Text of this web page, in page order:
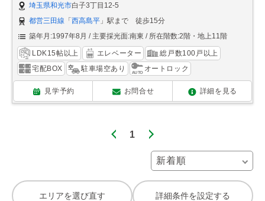
埼玉県和光市白子3丁目12-5
都営三田線 「西高島平 」駅まで 徒歩15分
築年月:1997年8月
主要採光面:南東 所在階数:2階・地上11階
LDK15帖以上 エレベーター
総戸数100戸以上
宅配BOX
駐車場空あり オートロック
見学予約 お問合せ 詳細を見る
1
エリアを選び直す 詳細条件を設定する